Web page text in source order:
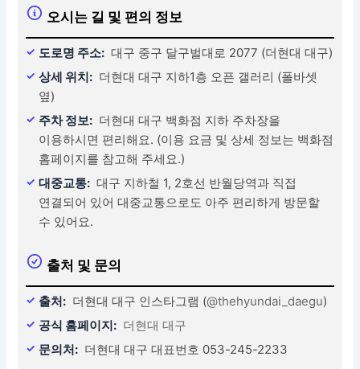
오시는 길 및 편의 정보
도로명 주소: 대구 중구 달구벌대로 2077 (더현대 대구)
상세 위치: 더현대 대구 지하1층 오픈 갤러리 (폴바셋
옆)
주차 정보: 더현대 대구 백화점 지하 주차장을
이용하시면 편리해요. (이용 요금 및 상세 정보는 백화점
홈페이지를 참고해 주세요.)
대중교통: 대구 지하철 1, 2호선 반월당역과 직접
연결되어 있어 대중교통으로도 아주 편리하게 방문할
수 있어요.
출처 및 문의
출처: 더현대 대구 인스타그램 (@thehyundai_daegu)
공식 홈페이지: 더현대 대구
문의처: 더현대 대구 대표번호 053-245-2233